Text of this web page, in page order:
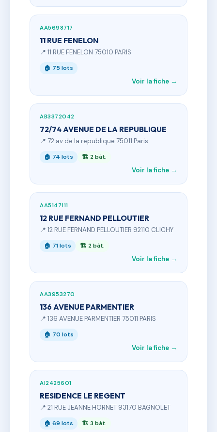
AA5698717
11 RUE FENELON
📍 11 RUE FENELON 75010 PARIS
🏠 75 lots
Voir la fiche →
AB3372042
72/74 AVENUE DE LA REPUBLIQUE
📍 72 av de la republique 75011 Paris
🏠 74 lots 🏗 2 bât.
Voir la fiche →
AA5147111
12 RUE FERNAND PELLOUTIER
📍 12 RUE FERNAND PELLOUTIER 92110 CLICHY
🏠 71 lots 🏗 2 bât.
Voir la fiche →
AA3953270
136 AVENUE PARMENTIER
📍 136 AVENUE PARMENTIER 75011 PARIS
🏠 70 lots
Voir la fiche →
AI2425601
RESIDENCE LE REGENT
📍 21 RUE JEANNE HORNET 93170 BAGNOLET
🏠 69 lots 🏗 3 bât.